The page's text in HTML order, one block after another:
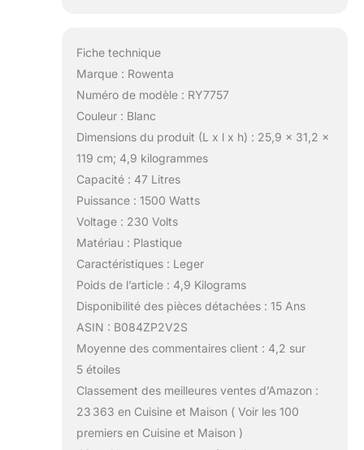
Fiche technique
Marque : Rowenta
Numéro de modèle : RY7757
Couleur : Blanc
Dimensions du produit (L x l x h) : 25,9 x 31,2 x
119 cm; 4,9 kilogrammes
Capacité : 47 Litres
Puissance : 1500 Watts
Voltage : 230 Volts
Matériau : Plastique
Caractéristiques : Leger
Poids de l’article : 4,9 Kilograms
Disponibilité des pièces détachées : 15 Ans
ASIN : B084ZP2V2S
Moyenne des commentaires client : 4,2 sur
5 étoiles
Classement des meilleures ventes d’Amazon :
23 363 en Cuisine et Maison ( Voir les 100
premiers en Cuisine et Maison )